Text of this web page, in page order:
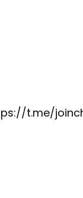
https://t.me/